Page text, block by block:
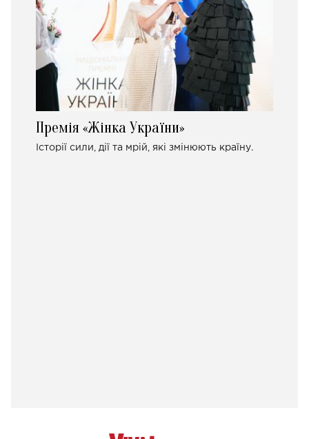
Премія «Жінка України»
Історії сили, дії та мрій, які змінюють країну.